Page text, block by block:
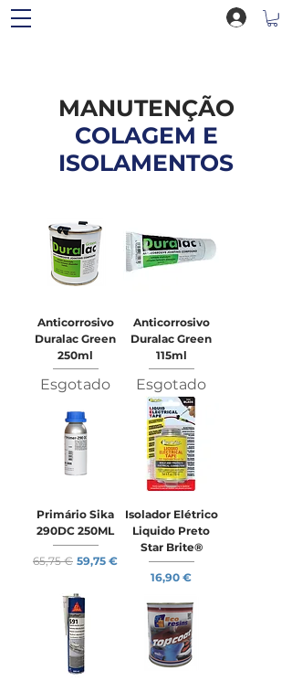
MANUTENÇÃO
COLAGEM E
ISOLAMENTOS
Anticorrosivo
Duralac Green
250ml
Esgotado
Anticorrosivo
Duralac Green
115ml
Esgotado
Primário Sika
290DC 250ML
Preço normal
65,75 € Preço promocional
59,75 €
Isolador Elétrico
Liquido Preto
Star Brite®
Preço
16,90 €